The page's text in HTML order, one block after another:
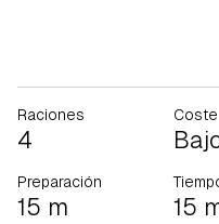
Raciones
4
Coste
Preparación
15 m 15